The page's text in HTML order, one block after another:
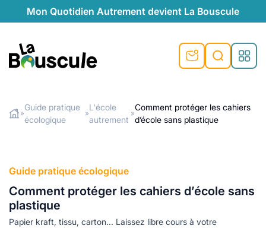
Mon Quotidien Autrement devient La Bouscule
au naturel
végétariennes
locales
beauté naturelle
naturel
témoignages
saison
Rechercher
»
Guide pratique
écologique
»
L'école
autrement
»
Comment protéger les cahiers
d’école sans plastique
Guide pratique écologique
Comment protéger les cahiers d’école sans
plastique
Papier kraft, tissu, carton... Laissez libre cours à votre